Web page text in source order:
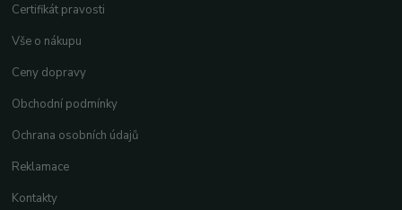
Certifikát pravosti
Vše o nákupu
Ceny dopravy
Obchodní podmínky
Ochrana osobních údajů
Reklamace
Kontakty